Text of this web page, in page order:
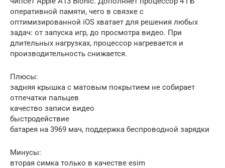
оперативной памяти, чего в связке с
оптимизированной iOS хватает для решения любых
задач: от запуска игр, до просмотра видео. При
длительных нагрузках, процессор нагревается и
производительность снижается.
Плюсы:
задняя крышка с матовым покрытием не собирает
отпечатки пальцев
качество записи видео
быстродействие
батарея на 3969 мач, поддержка беспроводной зарядки
Минусы:
вторая симка только в качестве esim